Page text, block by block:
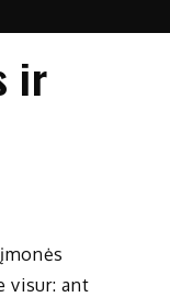
ir
visur: ant